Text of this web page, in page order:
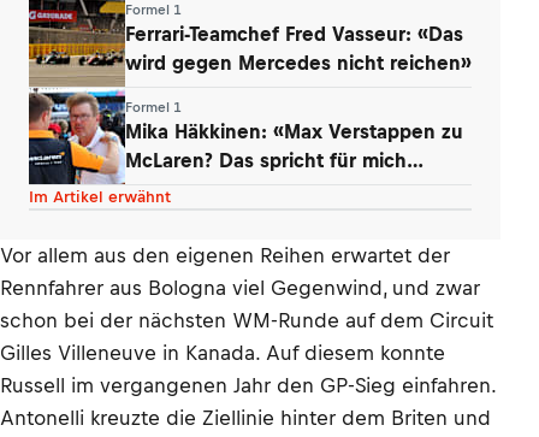
Formel 1
Ferrari-Teamchef Fred Vasseur: «Das
wird gegen Mercedes nicht reichen»
Formel 1
Mika Häkkinen: «Max Verstappen zu
McLaren? Das spricht für mich
dagegen»
Im Artikel erwähnt
Vor allem aus den eigenen Reihen erwartet der
Rennfahrer aus Bologna viel Gegenwind, und zwar
schon bei der nächsten WM-Runde auf dem Circuit
Gilles Villeneuve in Kanada. Auf diesem konnte
Russell im vergangenen Jahr den GP-Sieg einfahren.
Antonelli kreuzte die Ziellinie hinter dem Briten und